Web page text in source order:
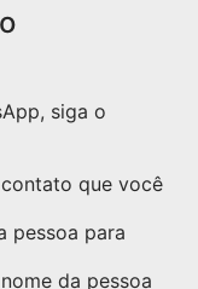
siga o
que você
pessoa para
da pessoa